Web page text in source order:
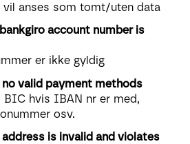
anses som tomt/uten data
account number is
er ikke gyldig
valid payment methods
hvis IBAN nr er med,
osv.
address is invalid and violates